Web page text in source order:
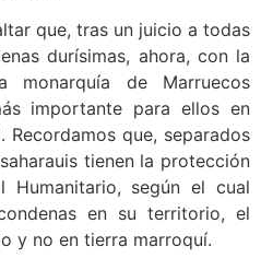
que, tras un juicio a todas
durísimas, ahora, con la
monarquía de Marruecos
importante para ellos en
que, separados
tienen la protección
Humanitario, según el cual
en su territorio, el
y no en tierra marroquí.